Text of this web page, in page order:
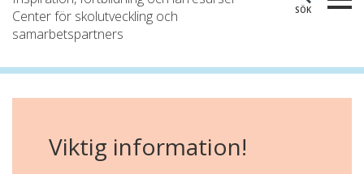
Center för skolutveckling och
samarbetspartners
SÖK
Viktig information!